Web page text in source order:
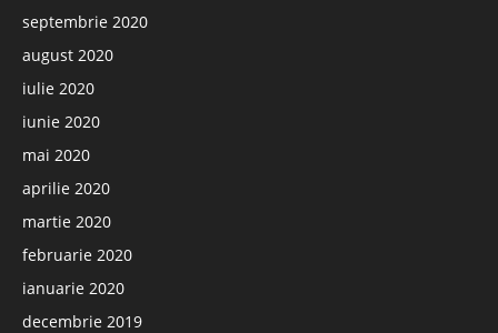
septembrie 2020
august 2020
iulie 2020
iunie 2020
mai 2020
aprilie 2020
martie 2020
februarie 2020
ianuarie 2020
decembrie 2019